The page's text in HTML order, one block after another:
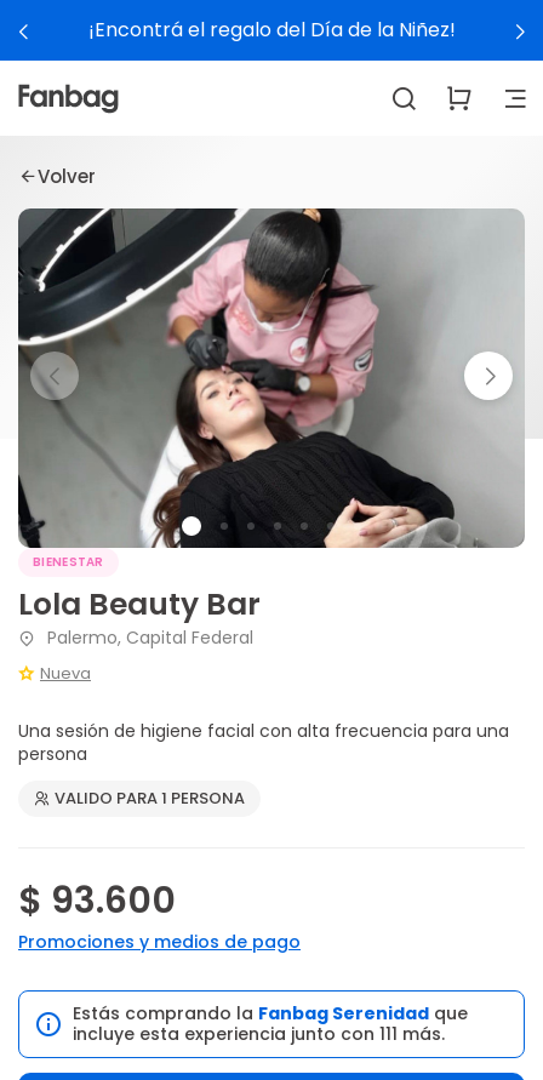
¡Encontrá el regalo del Día de la Niñez!
Volver
BIENESTAR
Lola Beauty Bar
Palermo, Capital Federal
Nueva
Una sesión de higiene facial con alta frecuencia para una
persona
VALIDO PARA 1 PERSONA
$ 93.600
Promociones y medios de pago
Estás comprando la Fanbag Serenidad que
incluye esta experiencia junto con 111 más.